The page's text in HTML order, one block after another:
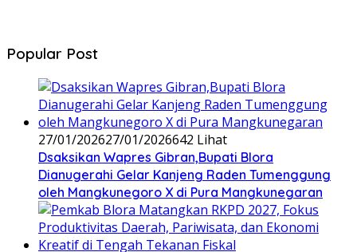
Popular Post
27/01/202627/01/2026642 Lihat
‎Dsaksikan Wapres Gibran,Bupati Blora
Dianugerahi Gelar Kanjeng Raden Tumenggung
oleh Mangkunegoro X di Pura Mangkunegaran